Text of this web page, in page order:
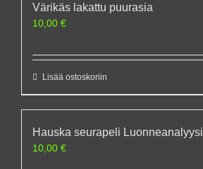
Värikäs lakattu puurasia
10,00 €
Lisää ostoskoriin
Hauska seurapeli Luonneanalyysi
10,00 €